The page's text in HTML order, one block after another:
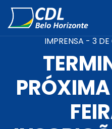
IMPRENSA - 3 DE